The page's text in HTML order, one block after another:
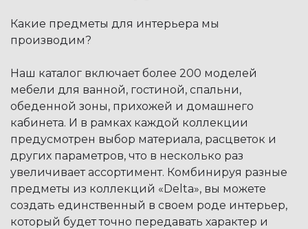
Какие предметы для интерьера мы
производим?
Наш каталог включает более 200 моделей
мебели для ванной, гостиной, спальни,
обеденной зоны, прихожей и домашнего
кабинета. И в рамках каждой коллекции
предусмотрен выбор материала, расцветок и
других параметров, что в несколько раз
увеличивает ассортимент. Комбинируя разные
предметы из коллекций «Delta», вы можете
создать единственный в своем роде интерьер,
который будет точно передавать характер и